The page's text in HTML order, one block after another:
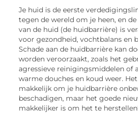
Je huid is de eerste
tegen de wereld om je heen, en
van de huid (de huidbarrière) is
voor gezondheid, vochtbalans en
Schade aan de huidbarrière kan
worden veroorzaakt, zoals het
agressieve reinigingsmiddelen of
warme douches en koud weer.
makkelijk om je huidbarrière
beschadigen, maar het goede
makkelijker is om het te